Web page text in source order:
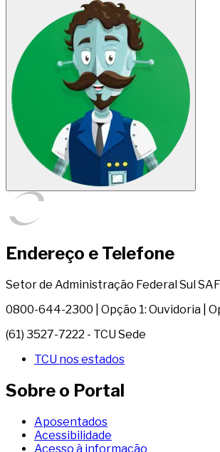
Endereço e Telefone
Setor de Administração Federal Sul
0800-644-2300 | Opção 1: Ouvidoria |
(61) 3527-7222 - TCU Sede
TCU nos estados
Sobre o Portal
Aposentados
Acessibilidade
Acesso à informação